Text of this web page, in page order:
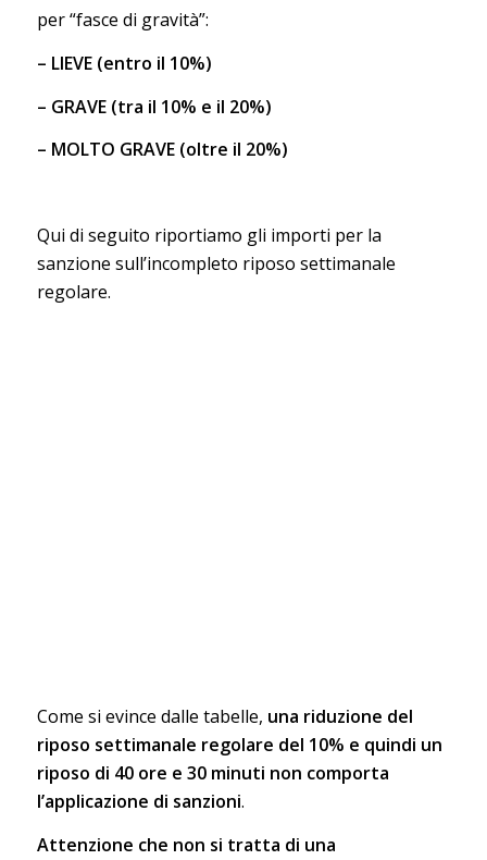
per “fasce di gravità”:
– LIEVE (entro il 10%)
– GRAVE (tra il 10% e il 20%)
– MOLTO GRAVE (oltre il 20%)
Qui di seguito riportiamo gli importi per la
sanzione sull’incompleto riposo settimanale
regolare.
Come si evince dalle tabelle, una riduzione del
riposo settimanale regolare del 10% e quindi un
riposo di 40 ore e 30 minuti non comporta
l’applicazione di sanzioni.
Attenzione che non si tratta di una